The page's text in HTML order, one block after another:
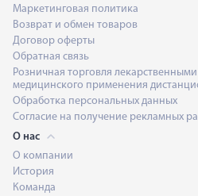
Маркетинговая политика
Возврат и обмен товаров
Договор оферты
Обратная связь
Розничная торговля
медицинского применения
Обработка персональных данных
Согласие на получение рекламных
О нас
О компании
История
Команда